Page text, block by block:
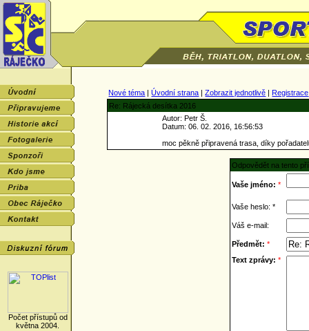
Počet přístupů od
května 2004.
Nové téma |Úvodní strana |Zobrazit jednotlivě |Registrace
Re: Rájecká desítka 2016
Autor: Petr Š.
Datum: 06. 02. 2016, 16:56:53
moc pěkně připravená trasa, díky
Odpovědět na tento
Vaše jméno: *
Vaše heslo: *
Váš e-mail:
Předmět: *
Text zprávy: *